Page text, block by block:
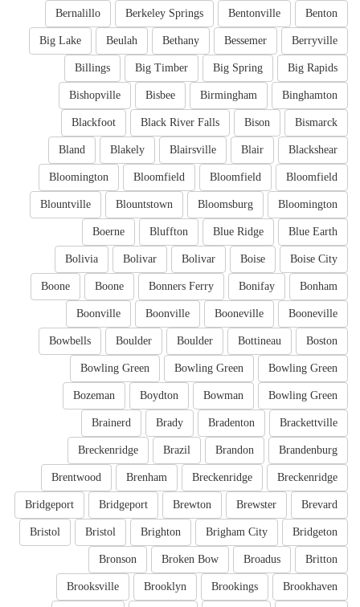
Benton
Bentonville
Berkeley Springs
Bernalillo
Berryville
Bessemer
Bethany
Beulah
Big Lake
Big Rapids
Big Spring
Big Timber
Billings
Binghamton
Birmingham
Bisbee
Bishopville
Bismarck
Bison
Black River Falls
Blackfoot
Blackshear
Blair
Blairsville
Blakely
Bland
Bloomfield
Bloomfield
Bloomfield
Bloomington
Bloomington
Bloomsburg
Blountstown
Blountville
Blue Earth
Blue Ridge
Bluffton
Boerne
Boise City
Boise
Bolivar
Bolivar
Bolivia
Bonham
Bonifay
Bonners Ferry
Boone
Boone
Booneville
Booneville
Boonville
Boonville
Boston
Bottineau
Boulder
Boulder
Bowbells
Bowling Green
Bowling Green
Bowling Green
Bowling Green
Bowman
Boydton
Bozeman
Brackettville
Bradenton
Brady
Brainerd
Brandenburg
Brandon
Brazil
Breckenridge
Breckenridge
Breckenridge
Brenham
Brentwood
Brevard
Brewster
Brewton
Bridgeport
Bridgeport
Bridgeton
Brigham City
Brighton
Bristol
Bristol
Britton
Broadus
Broken Bow
Bronson
Brookhaven
Brookings
Brooklyn
Brooksville